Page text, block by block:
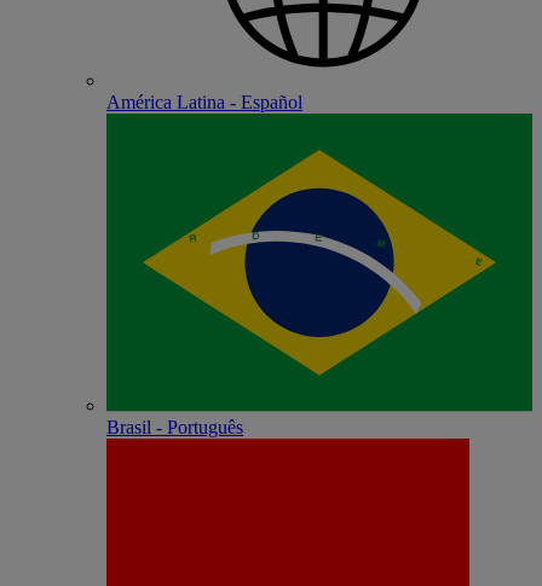
América Latina - Español
Brasil - Português